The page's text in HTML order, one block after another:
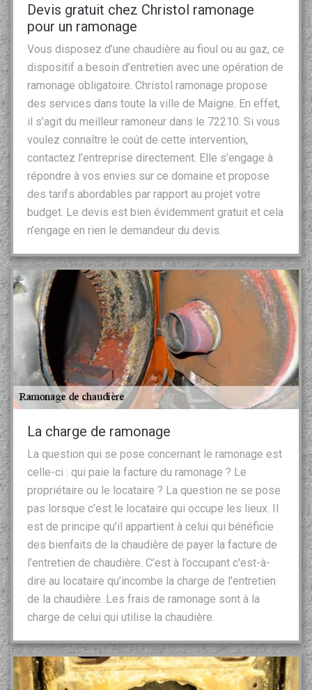
Devis gratuit chez Christol ramonage
pour un ramonage
Vous disposez d’une chaudière au fioul ou au gaz, ce
dispositif a besoin d’entretien avec une opération de
ramonage obligatoire. Christol ramonage propose
des services dans toute la ville de Maigne. En effet,
il s’agit du meilleur ramoneur dans le 72210. Si vous
voulez connaître le coût de cette intervention,
contactez l’entreprise directement. Elle s’engage à
répondre à vos envies sur ce domaine et propose
des tarifs abordables par rapport au projet votre
budget. Le devis est bien évidemment gratuit et cela
n’engage en rien le demandeur du devis.
La charge de ramonage
La question qui se pose concernant le ramonage est
celle-ci : qui paie la facture du ramonage ? Le
propriétaire ou le locataire ? La question ne se pose
pas lorsque c’est le locataire qui occupe les lieux. Il
est de principe qu’il appartient à celui qui bénéficie
des bienfaits de la chaudière de payer la facture de
l’entretien de chaudière. C’est à l’occupant c'est-à-
dire au locataire qu’incombe la charge de l’entretien
de la chaudière. Les frais de ramonage sont à la
charge de celui qui utilise la chaudière.